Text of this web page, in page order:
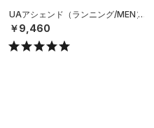
UAアシェンド（ランニング/MEN）
￥9,460